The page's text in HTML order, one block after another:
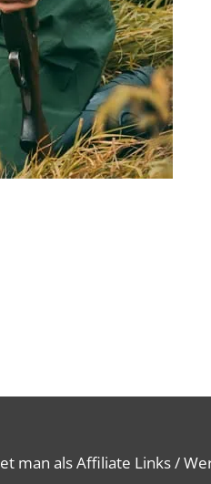
man als Affiliate Links /